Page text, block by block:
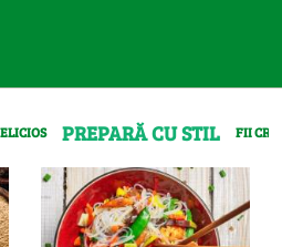
PREPARĂ CU STIL FII